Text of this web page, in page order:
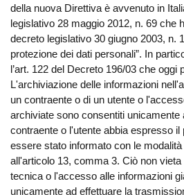
della nuova Direttiva è avvenuto in
legislativo 28 maggio 2012, n. 69 che
decreto legislativo 30 giugno 2003, n.
protezione dei dati personali”. In
l’art. 122 del Decreto 196/03 che oggi
L'archiviazione delle informazioni
un contraente o di un utente o
archiviate sono consentiti unicamente
contraente o l'utente abbia espresso
essere stato informato con le
all'articolo 13, comma 3. Ciò non
tecnica o l'accesso alle informazioni
unicamente ad effettuare la